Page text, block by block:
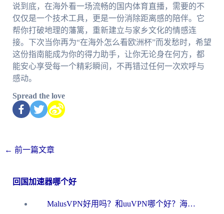
说到底，在海外看一场流畅的国内体育直播，需要的不
仅仅是一个技术工具，更是一份消除距离感的陪伴。它
帮你打破地理的藩篱，重新建立与家乡文化的情感连
接。下次当你再为“在海外怎么看欧洲杯”而发愁时，希望
这份指南能成为你的得力助手，让你无论身在何方，都
能安心享受每一个精彩瞬间，不再错过任何一次欢呼与
感动。
Spread the love
← 前一篇文章
回国加速器哪个好
MalusVPN好用吗？和uuVPN哪个好？海外党无缝访问国内资源的真实对比与选择指南